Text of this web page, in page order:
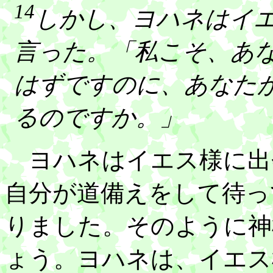
14しかし、ヨハネはイ
言った。「私こそ、あ
はずですのに、あなた
るのですか。」
ヨハネはイエス様に出
自分が道備えをして待
りました。そのように
ょう。ヨハネは、イエ